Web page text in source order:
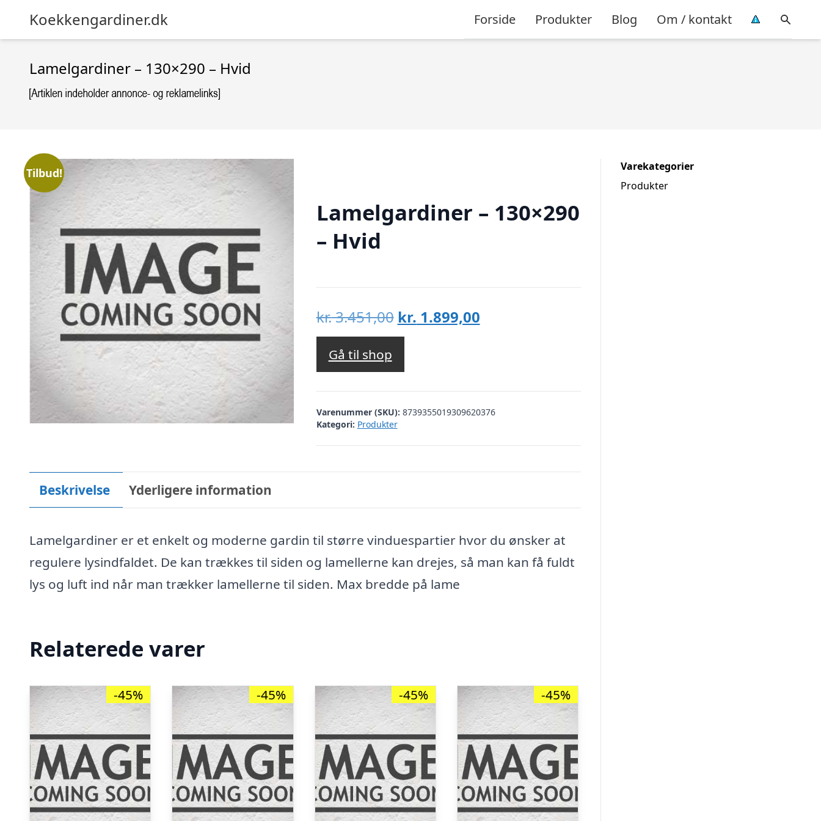
Koekkengardiner.dk Forside Produkter Blog Om / kontakt
Lamelgardiner – 130×290 – Hvid
Tilbud!
Lamelgardiner – 130×290
– Hvid
kr.3.451,00 Den
oprindelige
var:
kr. 3.451,00.
kr. 1.899,00Den
kr. 1.899,00.
Gå til shop
Varenummer (SKU): 8739355019309620376
Kategori: Produkter
Beskrivelse Yderligere information
Lamelgardiner er et enkelt og moderne gardin til større vinduespartier hvor du ønsker at
regulere lysindfaldet. De kan trækkes til siden og lamellerne kan drejes, så man kan få fuldt
lys og luft ind når man trækker lamellerne til siden. Max bredde på lame
Relaterede varer
-45% -45% -45% -45%
Varekategorier
Produkter